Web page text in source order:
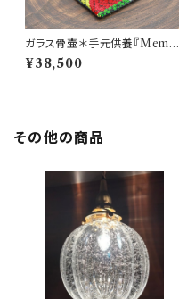
ガラス骨壷＊手元供養『Memor
ies 想いで』＊縦縞模様 ストライ
プシリーズ(ラスタカラー)＊麻炭
¥38,500
その他の商品